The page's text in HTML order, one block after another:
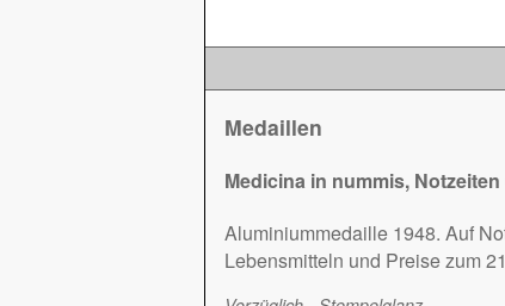
Medaillen
Medicina in nummis,
Aluminiummedaille 1948. Auf
Lebensmitteln und Preise zum